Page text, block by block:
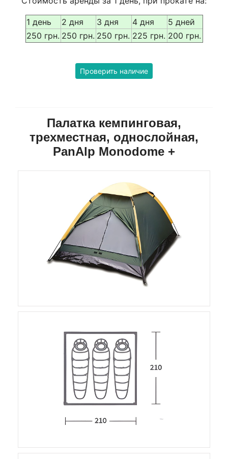
1 день 2 дня 3 дня 4 дня
5 дней
250 грн. 250 грн. 250 грн. 225 грн. 200 грн.
Проверить наличие
Палатка кемпинговая,
трехместная, однослойная,
PanAlp Monodome +